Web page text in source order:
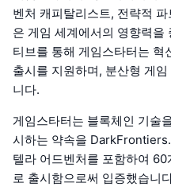
벤처 캐피탈리스트, 전략적
은 게임 세계에서의 영향력을
티브를 통해 게임스타터는
출시를 지원하며, 분산형 게
니다.
게임스타터는 블록체인 기술
시하는 약속을
텔라 어드벤처를 포함하여
로 출시함으로써 입증했습니